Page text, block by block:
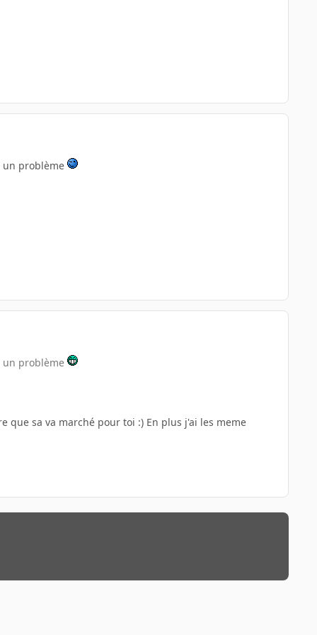
un problème
un problème
que sa va marché pour toi :) En plus j'ai les meme